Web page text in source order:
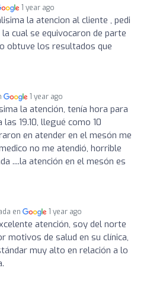
1 year ago
la atencion al cliente , pedi
cual se equivocaron de parte
obtuve los resultados que
1 year ago
la atención, tenía hora para
19.10, llegué como 10
en atender en el mesón me
no me atendió, horrible
....la atención en el mesón es
en 1 year ago
atención, soy del norte
motivos de salud en su clínica,
muy alto en relación a lo